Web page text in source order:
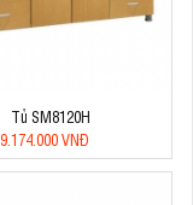
Tủ SM8120H
9.174.000 VNĐ